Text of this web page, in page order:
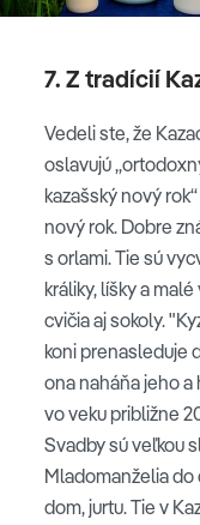
7. Z tradícií
Vedeli ste, že
oslavujú
kazašský nový
nový rok. Dobre
s orlami. Tie sú
králiky, líšky a
cvičia aj sokoly.
koni prenasleduje
ona naháňa jeho a
vo veku približne
Svadby sú veľkou
Mladomanželia
dom, jurtu. Tie v